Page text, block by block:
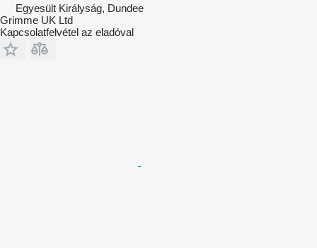
Egyesült Királyság, Dundee
Grimme UK Ltd
Kapcsolatfelvétel az eladóval